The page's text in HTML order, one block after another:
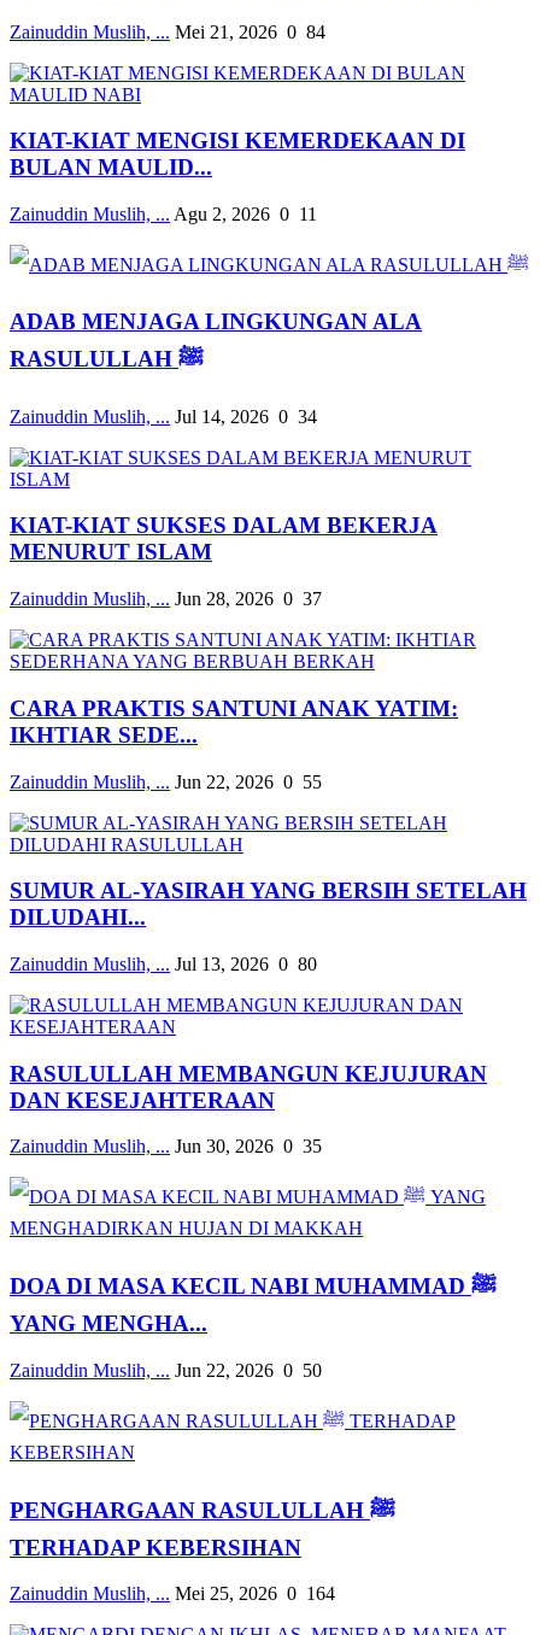
Zainuddin Muslih, ... Mei 21, 2026 0 84
KIAT-KIAT MENGISI KEMERDEKAAN DI
BULAN MAULID...
Zainuddin Muslih, ... Agu 2, 2026 0 11
ADAB MENJAGA LINGKUNGAN ALA
RASULULLAH ﷺ
Zainuddin Muslih, ... Jul 14, 2026 0 34
KIAT-KIAT SUKSES DALAM BEKERJA
MENURUT ISLAM
Zainuddin Muslih, ... Jun 28, 2026 0 37
CARA PRAKTIS SANTUNI ANAK YATIM:
IKHTIAR SEDE...
Zainuddin Muslih, ... Jun 22, 2026 0 55
SUMUR AL-YASIRAH YANG BERSIH SETELAH
DILUDAHI...
Zainuddin Muslih, ... Jul 13, 2026 0 80
RASULULLAH MEMBANGUN KEJUJURAN
DAN KESEJAHTERAAN
Zainuddin Muslih, ... Jun 30, 2026 0 35
DOA DI MASA KECIL NABI MUHAMMAD ﷺ
YANG MENGHA...
Zainuddin Muslih, ... Jun 22, 2026 0 50
PENGHARGAAN RASULULLAH ﷺ
TERHADAP KEBERSIHAN
Zainuddin Muslih, ... Mei 25, 2026 0 164